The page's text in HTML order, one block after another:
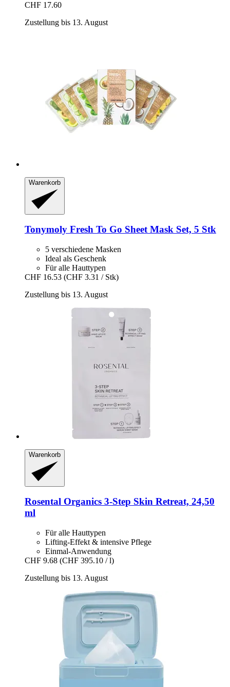
CHF 17.60
Zustellung bis 13. August
Warenkorb
Tonymoly Fresh To Go Sheet Mask Set, 5 Stk
5 verschiedene Masken
Ideal als Geschenk
Für alle Hauttypen
CHF 16.53 (CHF 3.31 / Stk)
Zustellung bis 13. August
Warenkorb
Rosental Organics 3-​Step Skin Retreat, 24,50
ml
Für alle Hauttypen
Lifting-Effekt & intensive Pflege
Einmal-Anwendung
CHF 9.68 (CHF 395.10 / l)
Zustellung bis 13. August